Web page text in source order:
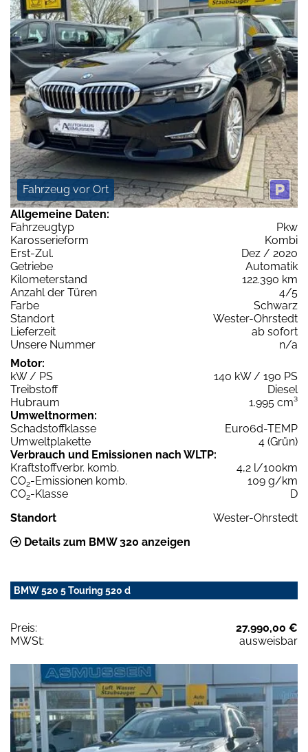
Fahrzeug vor Ort
Allgemeine Daten:
Fahrzeugtyp
Pkw
Karosserieform
Kombi
Erst-Zul.
Dez / 2020
Getriebe
Automatik
Kilometerstand
122.390 km
Anzahl der Türen
4/5
Farbe
Schwarz
Standort
Wester-Ohrstedt
Lieferzeit
ab sofort
Unsere Nummer
n/a
Motor:
kW / PS
140 kW / 190 PS
Treibstoff
Diesel
Hubraum
1.995 cm³
Umweltnormen:
Schadstoffklasse
Euro6d-TEMP
Umweltplakette
4 (Grün)
Verbrauch und Emissionen nach WLTP:
Kraftstoffverbr. komb.
4,2 l/100km
CO2-Emissionen komb.
109 g/km
CO2-Klasse
D
Standort
Wester-Ohrstedt
Details zum BMW 320 anzeigen
BMW 520 5 Touring 520 d
Preis:
27.990,00 €
MWSt:
ausweisbar